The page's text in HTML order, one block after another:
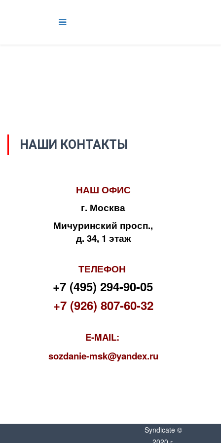
НАШИ КОНТАКТЫ
НАШ ОФИС
г. Москва
Мичуринский просп.,
д. 34, 1 этаж
ТЕЛЕФОН
+7 (495) 294-90-05
+7 (926) 807-60-32
E-MAIL:
sozdanie-msk@yandex.ru
Syndicate ©